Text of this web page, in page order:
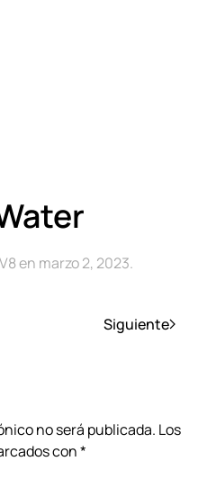
en marzo 2, 2023.
Siguiente
no será publicada. Los
con*